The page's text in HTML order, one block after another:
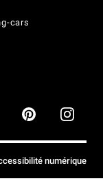
cars
numérique